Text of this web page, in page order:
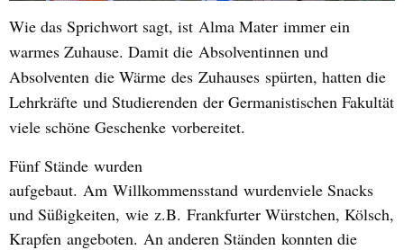
Wie das Sprichwort sagt, ist Alma Mater immer ein
warmes Zuhause. Damit die Absolventinnen und
Absolventen die Wärme des Zuhauses spürten, hatten die
Lehrkräfte und Studierenden der Germanistischen Fakultät
viele schöne Geschenke vorbereitet.
Fünf Stände wurden
aufgebaut. Am Willkommensstand wurdenviele Snacks
und Süßigkeiten, wie z.B. Frankfurter Würstchen, Kölsch,
Krapfen angeboten. An anderen Ständen konnten die